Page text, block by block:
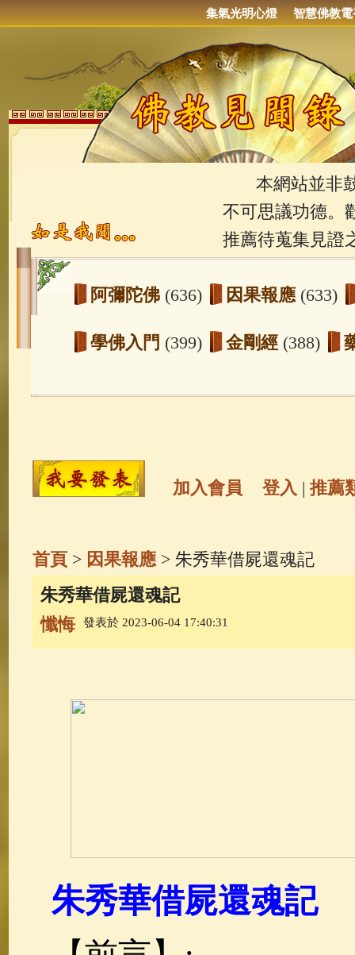
集氣光明心燈 智慧佛教電
本網站並非鼓
不可思議功德。
推薦待蒐集見證
阿彌陀佛 (636) 因果報應 (633)
學佛入門 (399) 金剛經 (388)
玉曆寶鈔(236) 地藏經(225)
高僧故事 (142) 放生護生 (133)
一切如來心秘密全身舍利寶篋印
生活禪(70) 釋迦牟尼佛傳
加入會員 登入 | 推薦
首頁> 因果報應> 朱秀華借屍還魂記
朱秀華借屍還魂記
懺悔
發表於 2023-06-04 17:40:31
朱秀華借屍還魂記